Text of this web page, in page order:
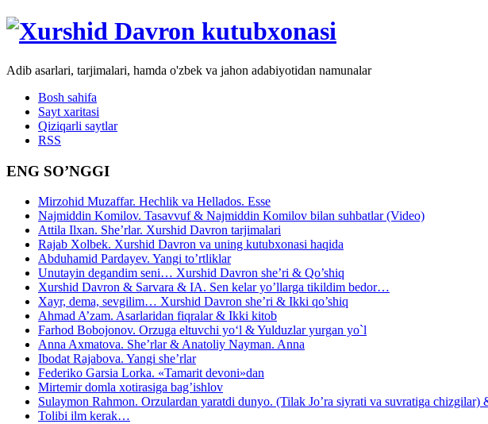
Adib asarlari, tarjimalari, hamda o'zbek va jahon adabiyotidan namunalar
Bosh sahifa
Sayt xaritasi
Qiziqarli saytlar
RSS
ENG SO’NGGI
Mirzohid Muzaffar. Hechlik va Hellados. Esse
Najmiddin Komilov. Tasavvuf & Najmiddin Komilov bilan suhbatlar (Video)
Attila Ilxan. She’rlar. Xurshid Davron tarjimalari
Rajab Xolbek. Xurshid Davron va uning kutubxonasi haqida
Abduhamid Pardayev. Yangi to’rtliklar
Unutayin degandim seni… Xurshid Davron she’ri & Qo’shiq
Xurshid Davron & Sarvara & IA. Sen kelar yo’llarga tikildim bedor…
Xayr, dema, sevgilim… Xurshid Davron she’ri & Ikki qo’shiq
Ahmad A’zam. Asarlaridan fiqralar & Ikki kitob
Farhod Bobojonov. Orzuga eltuvchi yo‘l & Yulduzlar yurgan yo`l
Anna Axmatova. She’rlar & Anatoliy Nayman. Anna
Ibodat Rajabova. Yangi she’rlar
Federiko Garsia Lorka. «Tamarit devoni»dan
Mirtemir domla xotirasiga bag’ishlov
Sulaymon Rahmon. Orzulardan yaratdi dunyo. (Tilak Jo’ra siyrati va suvratiga chizgilar)
Tolibi ilm kerak…